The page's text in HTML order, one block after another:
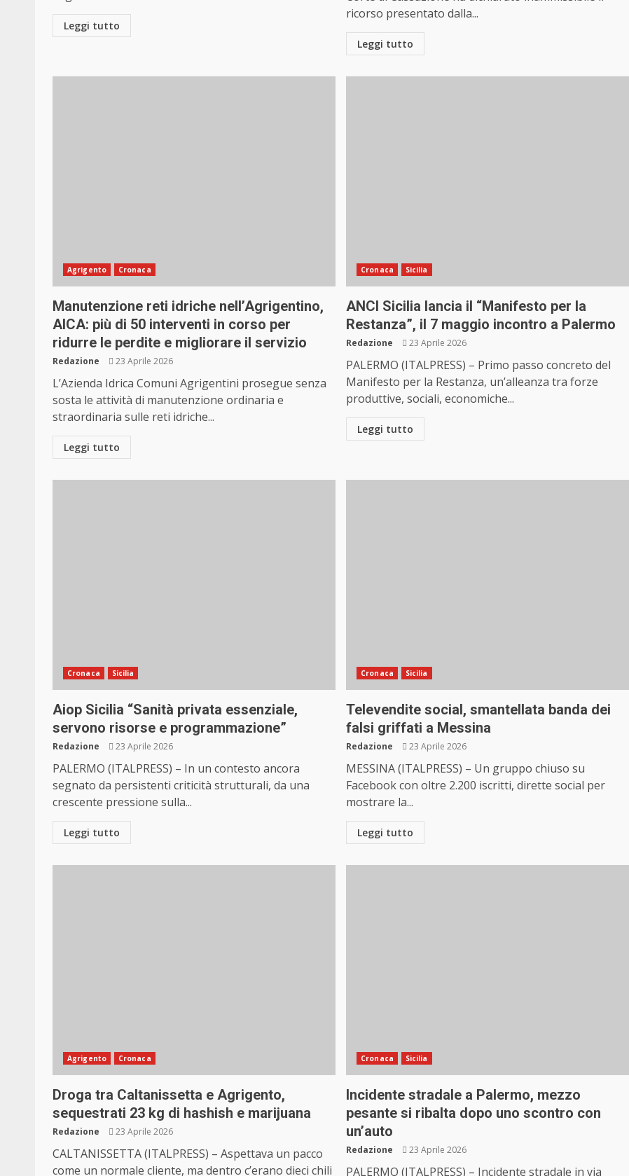
Leggi tutto
ricorso presentato dalla...
Leggi tutto
Agrigento Cronaca
Manutenzione reti idriche nell’Agrigentino,
AICA: più di 50 interventi in corso per
ridurre le perdite e migliorare il servizio
Redazione 23 Aprile 2026
L’Azienda Idrica Comuni Agrigentini prosegue senza
sosta le attività di manutenzione ordinaria e
straordinaria sulle reti idriche...
Leggi tutto
Cronaca Sicilia
ANCI Sicilia lancia il “Manifesto per la
Restanza”, il 7 maggio incontro a Palermo
Redazione 23 Aprile 2026
PALERMO (ITALPRESS) – Primo passo concreto del
Manifesto per la Restanza, un’alleanza tra forze
produttive, sociali, economiche...
Leggi tutto
Cronaca Sicilia
Aiop Sicilia “Sanità privata essenziale,
servono risorse e programmazione”
Redazione 23 Aprile 2026
PALERMO (ITALPRESS) – In un contesto ancora
segnato da persistenti criticità strutturali, da una
crescente pressione sulla...
Leggi tutto
Cronaca Sicilia
Televendite social, smantellata banda dei
falsi griffati a Messina
Redazione 23 Aprile 2026
MESSINA (ITALPRESS) – Un gruppo chiuso su
Facebook con oltre 2.200 iscritti, dirette social per
mostrare la...
Leggi tutto
Agrigento Cronaca
Droga tra Caltanissetta e Agrigento,
sequestrati 23 kg di hashish e marijuana
Redazione 23 Aprile 2026
CALTANISSETTA (ITALPRESS) – Aspettava un pacco
come un normale cliente, ma dentro c’erano dieci chili
Cronaca Sicilia
Incidente stradale a Palermo, mezzo
pesante si ribalta dopo uno scontro con
un’auto
Redazione 23 Aprile 2026
PALERMO (ITALPRESS) – Incidente stradale in via